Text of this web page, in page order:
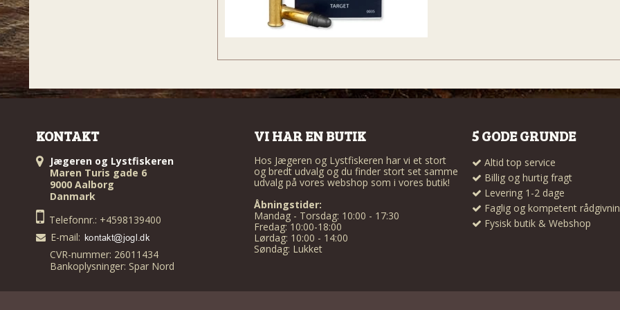
KONTAKT
Jægeren og Lystfiskeren
Maren Turis gade 6
9000 Aalborg
Danmark
Telefonnr.: +4598139400
E-mail:
CVR-nummer: 26011434
Bankoplysninger: Spar Nord
VI HAR EN BUTIK
Hos Jægeren og Lystfiskeren har vi et stort
og bredt udvalg og du finder stort set samme
udvalg på vores webshop som i vores butik!
Åbningstider:
Mandag - Torsdag: 10:00 - 17:30
Fredag: 10:00-18:00
Lørdag: 10:00 - 14:00
Søndag: Lukket
5 GODE GRUNDE
Altid top service
Billig og hurtig fragt
Levering 1-2 dage
Faglig og kompetent
Fysisk butik & Webshop